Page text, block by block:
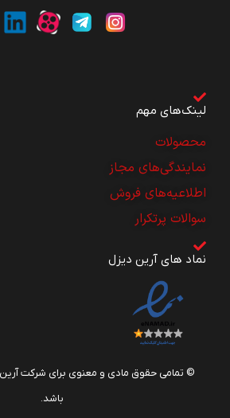
لینک‌های مهم
محصولات
نمایندگی‌های مجاز
اطلاعیه‌های فروش
سوالات پرتکرار
نماد های آرین دیزل
© تمامی حقوق مادی و معنوی برای شرکت
باشد.